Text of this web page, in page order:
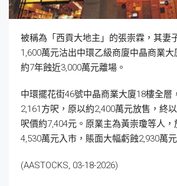
被稱為「西貢大地主」的張崇霖，其妻
1,600萬元沽出中環乙級商廈中晶商業
約7年蝕近3,000萬元離場。
中環擺花街46號中晶商業大廈18樓全層
2,161方呎，原以約2,400萬元放售，終
呎價約7,404元。原業主為黃崇瓊等人，
4,530萬元入市，賬面大幅虧蝕2,930萬
(AASTOCKS, 03-18-2026)